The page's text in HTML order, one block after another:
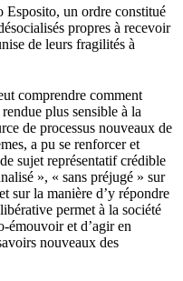
Esposito, un ordre constitué
propres à recevoir
de leurs fragilités à
comprendre comment
plus sensible à la
de processus nouveaux de
a pu se renforcer et
sujet représentatif crédible
», « sans préjugé » sur
sur la manière d’y répondre
permet à la société
émouvoir et d’agir en
nouveaux des